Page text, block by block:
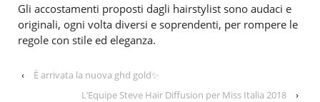
Gli accostamenti proposti dagli hairstylist sono audaci e
originali, ogni volta diversi e soprendenti, per rompere le
regole con stile ed eleganza.
‹
È arrivata la nuova ghd gold✨
L’Equipe Steve Hair Diffusion per Miss Italia 2018
›